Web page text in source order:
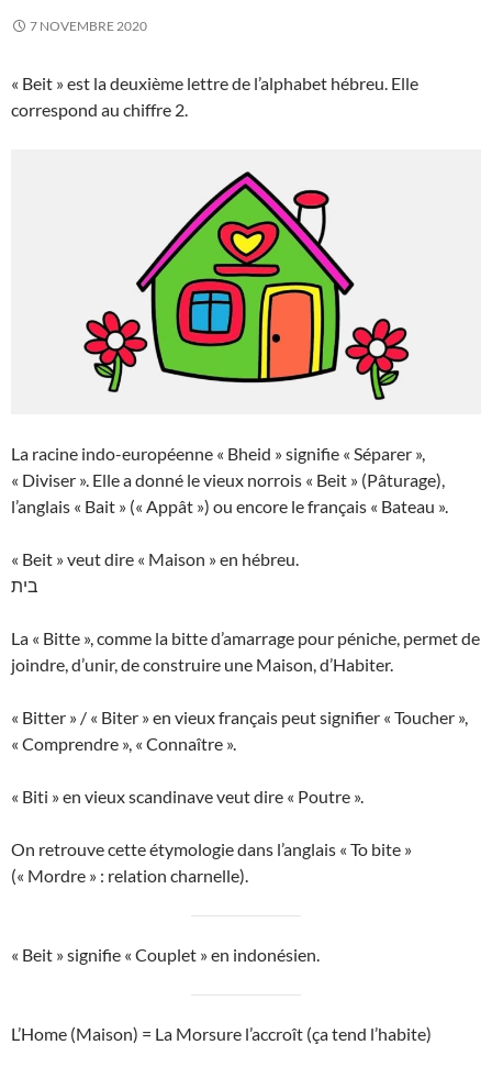
7 NOVEMBRE 2020
« Beit » est la deuxième lettre de l’alphabet hébreu. Elle
correspond au chiffre 2.
La racine indo-européenne « Bheid » signifie « Séparer »,
« Diviser ». Elle a donné le vieux norrois « Beit » (Pâturage),
l’anglais « Bait » (« Appât ») ou encore le français « Bateau ».
« Beit » veut dire « Maison » en hébreu.
בית
La « Bitte », comme la bitte d’amarrage pour péniche, permet de
joindre, d’unir, de construire une Maison, d’Habiter.
« Bitter » / « Biter » en vieux français peut signifier « Toucher »,
« Comprendre », « Connaître ».
« Biti » en vieux scandinave veut dire « Poutre ».
On retrouve cette étymologie dans l’anglais « To bite »
(« Mordre » : relation charnelle).
« Beit » signifie « Couplet » en indonésien.
L’Home (Maison) = La Morsure l’accroît (ça tend l’habite)